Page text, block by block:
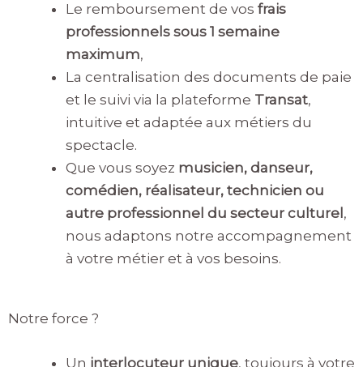
Le remboursement de vos frais
professionnels sous 1 semaine
maximum,
La centralisation des documents de paie
et le suivi via la plateforme Transat,
intuitive et adaptée aux métiers du
spectacle.
Que vous soyez musicien, danseur,
comédien, réalisateur, technicien ou
autre professionnel du secteur culturel ,
nous adaptons notre accompagnement
à votre métier et à vos besoins.
Notre force ?
Un interlocuteur unique, toujours à votre